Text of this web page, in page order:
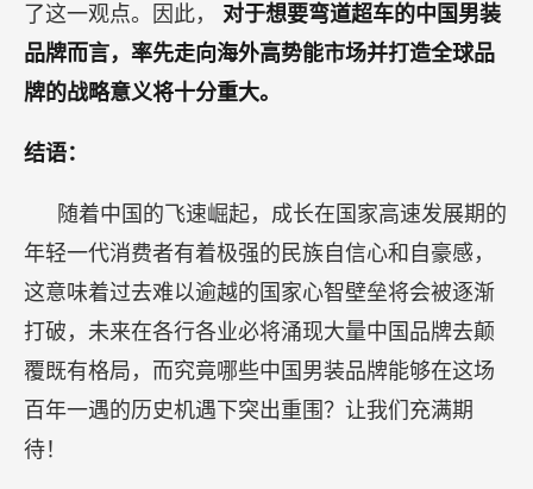
了这一观点。因此， 对于想要弯道超车的中国男装
品牌而言，率先走向海外高势能市场并打造全球品
牌的战略意义将十分重大。
结语：
随着中国的飞速崛起，成长在国家高速发展期的
年轻一代消费者有着极强的民族自信心和自豪感，
这意味着过去难以逾越的国家心智壁垒将会被逐渐
打破，未来在各行各业必将涌现大量中国品牌去颠
覆既有格局，而究竟哪些中国男装品牌能够在这场
百年一遇的历史机遇下突出重围？让我们充满期
待！